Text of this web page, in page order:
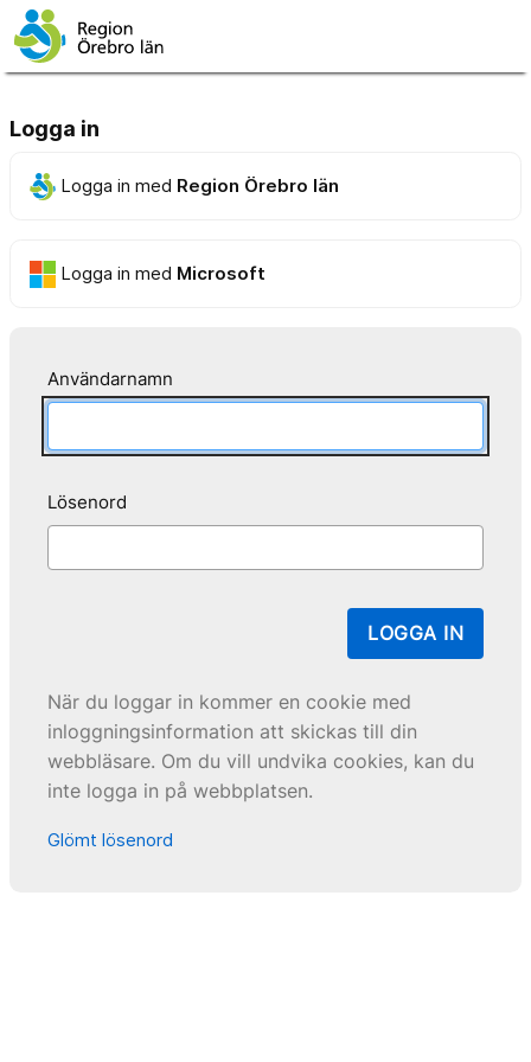
Logga in
Logga in med Region Örebro län
Logga in med Microsoft
Användarnamn
Lösenord
LOGGA IN
När du loggar in kommer en cookie med
inloggningsinformation att skickas till din
webbläsare. Om du vill undvika cookies, kan du
inte logga in på webbplatsen.
Glömt lösenord